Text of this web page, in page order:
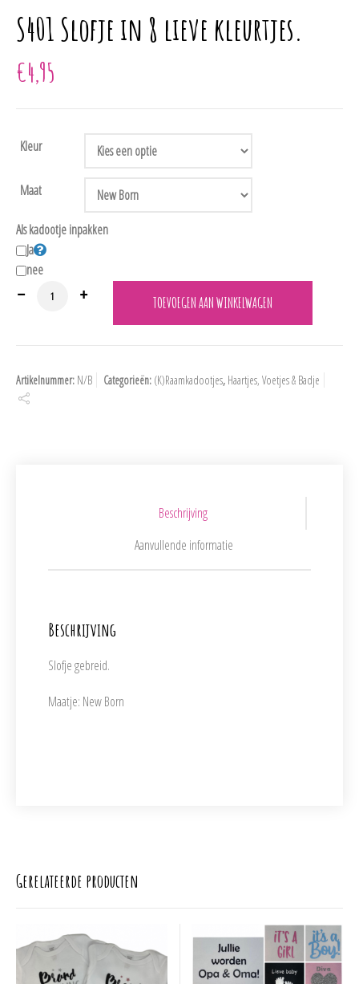
S401 Slofje in 8 lieve kleurtjes.
€4,95
Kleur
Maat
Als kadootje inpakken
Ja
nee
S401 Slofje in 8 lieve kleurtjes. aantal
TOEVOEGEN AAN WINKELWAGEN
Artikelnummer: N/B Categorieën: (K)Raamkadootjes, Haartjes, Voetjes & Badje
Beschrijving
Aanvullende informatie
Beschrijving
Slofje gebreid.
Maatje: New Born
Gerelateerde producten